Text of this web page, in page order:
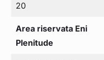
20
Area riservata Eni
Plenitude